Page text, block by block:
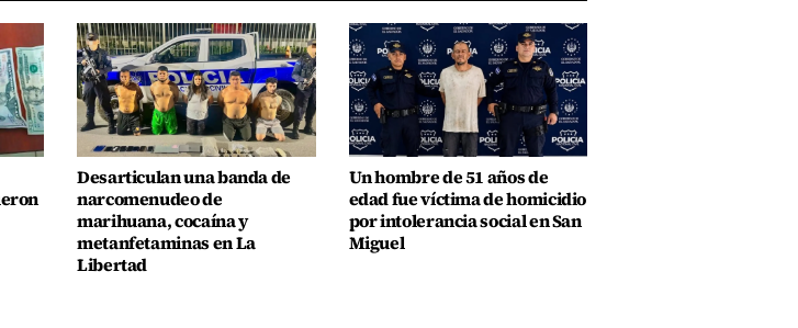
Desarticulan una banda de
narcomenudeo de
marihuana, cocaína y
metanfetaminas en La
Libertad
Un hombre de 51 años de
edad fue víctima de homicidio
por intolerancia social en San
Miguel